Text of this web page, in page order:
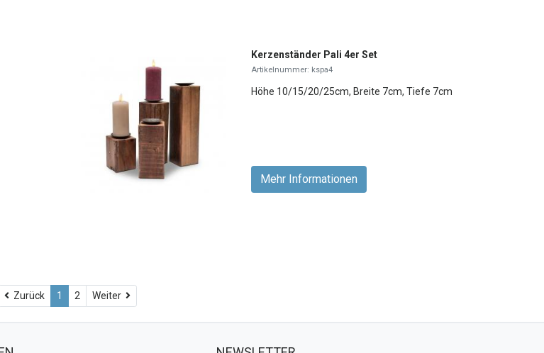
Kerzenständer Pali 4er Set
Artikelnummer: kspa4
Höhe 10/15/20/25cm, Breite 7cm, Tiefe 7cm
Mehr Informationen
Zurück 1 2 Weiter Weiter